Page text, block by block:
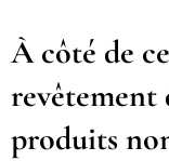
À côté de
revêtement
produits